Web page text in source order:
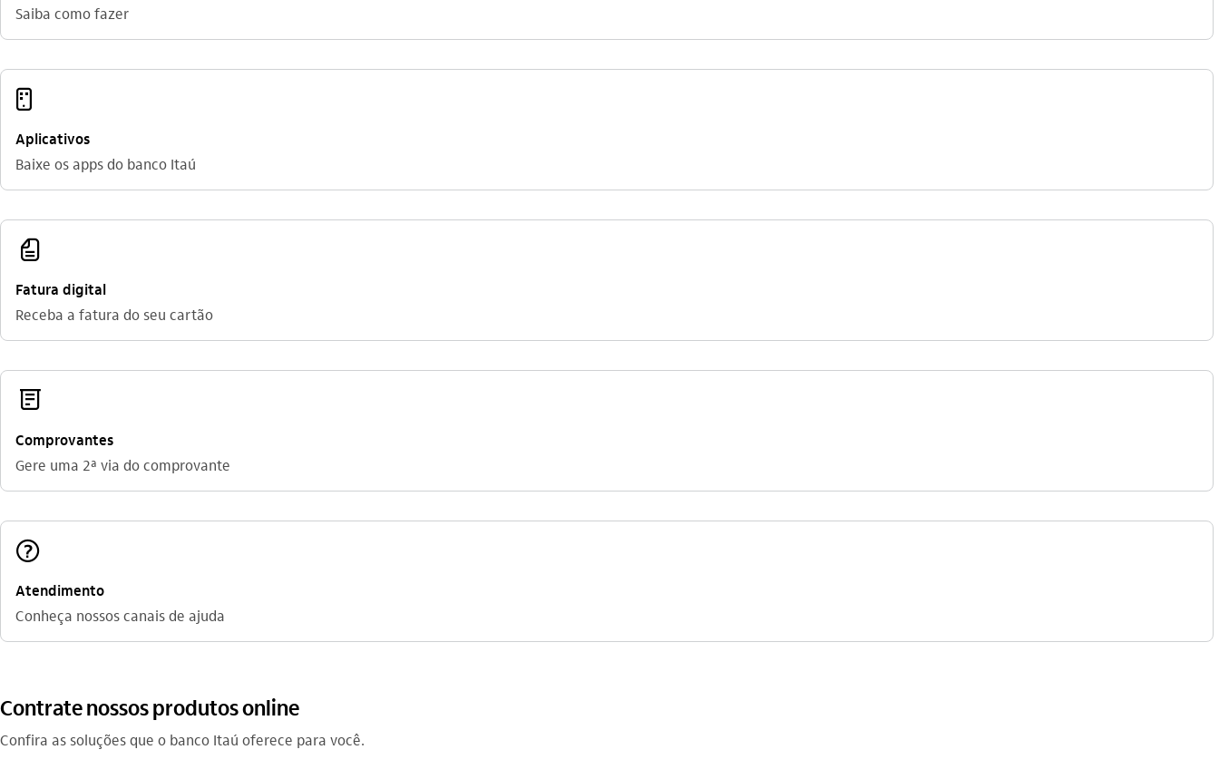
Saiba como fazer
aplicativos_outline
Aplicativos
Baixe os apps do banco Itaú
fatura_outline
Fatura digital
Receba a fatura do seu cartão
comprovante_outline
Comprovantes
Gere uma 2ª via do comprovante
ajuda_outline
Atendimento
Conheça nossos canais de ajuda
Contrate nossos produtos online
Confira as soluções que o banco Itaú oferece para você.